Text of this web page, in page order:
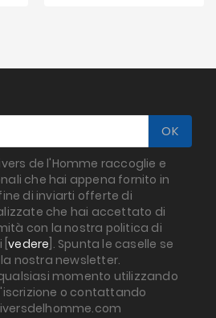
de l'Homme raccoglie e
che hai appena fornito in
di inviarti offerte di
che hai accettato di
con la nostra politica di
[vedere ]. Spunta le caselle se
nostra newsletter.
momento utilizzando
o contattando